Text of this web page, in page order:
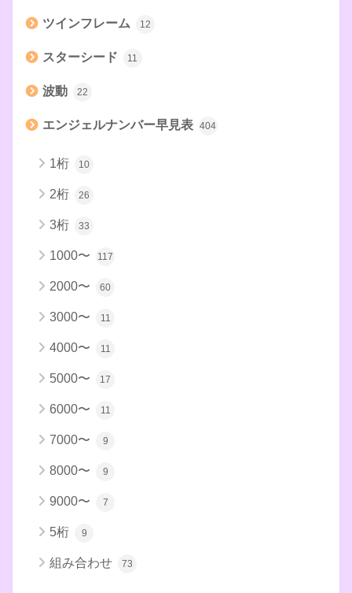
ツインフレーム 12
スターシード 11
波動 22
エンジェルナンバー早見表 404
1桁 10
2桁 26
3桁 33
1000〜 117
2000〜 60
3000〜 11
4000〜 11
5000〜 17
6000〜 11
7000〜 9
8000〜 9
9000〜 7
5桁 9
組み合わせ 73